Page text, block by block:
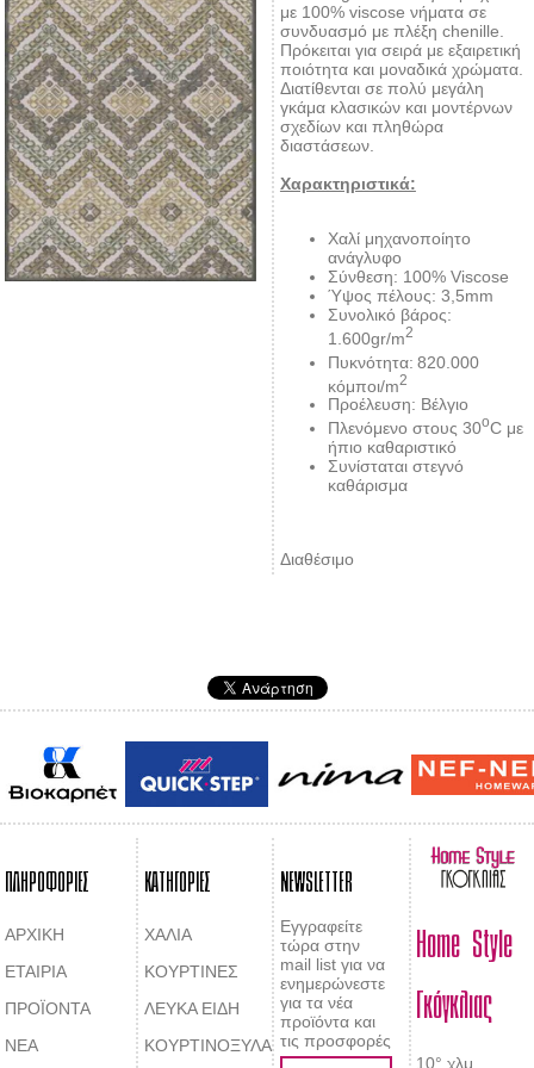
με 100% viscose νήματα σε
συνδυασμό με πλέξη chenille.
Πρόκειται για σειρά με εξαιρετική
ποιότητα και μοναδικά χρώματα.
Διατίθενται σε πολύ μεγάλη
γκάμα κλασικών και μοντέρνων
σχεδίων και πληθώρα
διαστάσεων.
Χαρακτηριστικά:
Χαλί μηχανοποίητο
ανάγλυφο
Σύνθεση: 100% Viscose
Ύψος πέλους: 3,5mm
Συνολικό βάρος:
1.600gr/m2
Πυκνότητα: 820.000
κόμποι/m2
Προέλευση: Βέλγιο
Πλενόμενο στους 30οC με
ήπιο καθαριστικό
Συνίσταται στεγνό
καθάρισμα
Διαθέσιμο
ΠΛΗΡΟΦΟΡΙΕΣ
ΑΡΧΙΚΗ
ΕΤΑΙΡΙΑ
ΠΡΟΪΟΝΤΑ
ΝΕΑ
ΚΑΤΗΓΟΡΙΕΣ
ΧΑΛΙΑ
ΚΟΥΡΤΙΝΕΣ
ΛΕΥΚΑ ΕΙΔΗ
ΚΟΥΡΤΙΝΟΞΥΛΑ
NEWSLETTER
Εγγραφείτε
τώρα στην
mail list για να
ενημερώνεστε
για τα νέα
προϊόντα και
τις προσφορές
Home Style
Γκόγκλιας
10° χλμ